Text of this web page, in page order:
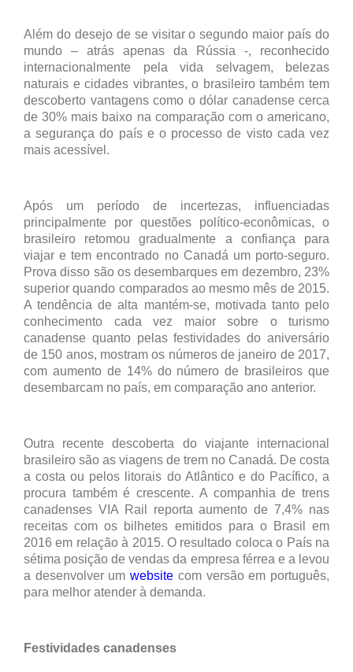
Além do desejo de se visitar o segundo maior país do
mundo – atrás apenas da Rússia -, reconhecido
internacionalmente pela vida selvagem, belezas
naturais e cidades vibrantes, o brasileiro também tem
descoberto vantagens como o dólar canadense cerca
de 30% mais baixo na comparação com o americano,
a segurança do país e o processo de visto cada vez
mais acessível.
Após um período de incertezas, influenciadas
principalmente por questões político-econômicas, o
brasileiro retomou gradualmente a confiança para
viajar e tem encontrado no Canadá um porto-seguro.
Prova disso são os desembarques em dezembro, 23%
superior quando comparados ao mesmo mês de 2015.
A tendência de alta mantém-se, motivada tanto pelo
conhecimento cada vez maior sobre o turismo
canadense quanto pelas festividades do aniversário
de 150 anos, mostram os números de janeiro de 2017,
com aumento de 14% do número de brasileiros que
desembarcam no país, em comparação ano anterior.
Outra recente descoberta do viajante internacional
brasileiro são as viagens de trem no Canadá. De costa
a costa ou pelos litorais do Atlântico e do Pacífico, a
procura também é crescente. A companhia de trens
canadenses VIA Rail reporta aumento de 7,4% nas
receitas com os bilhetes emitidos para o Brasil em
2016 em relação à 2015. O resultado coloca o País na
sétima posição de vendas da empresa férrea e a levou
a desenvolver umwebsite com versão em português,
para melhor atender à demanda.
Festividades canadenses